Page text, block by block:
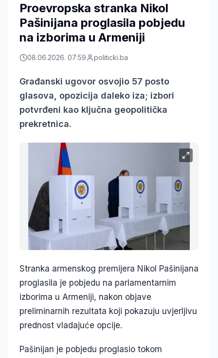
Proevropska stranka Nikol
Pašinijana proglasila pobjedu
na izborima u Armeniji
08.06.2026. 07:59 politicki.ba
Građanski ugovor osvojio 57 posto
glasova, opozicija daleko iza; izbori
potvrđeni kao ključna geopolitička
prekretnica.
Stranka armenskog premijera Nikol Pašinijana
proglasila je pobjedu na parlamentarnim
izborima u Armeniji, nakon objave
preliminarnih rezultata koji pokazuju uvjerljivu
prednost vladajuće opcije.
Pašinijan je pobjedu proglasio tokom